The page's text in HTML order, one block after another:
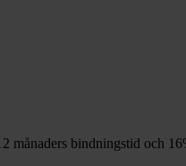
månaders bindningstid och